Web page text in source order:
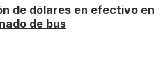
de dólares en efectivo en
de bus